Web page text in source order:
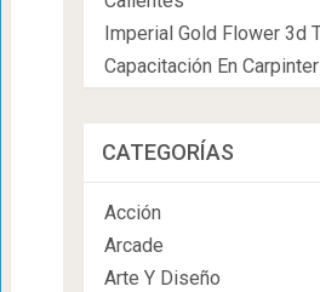
Imperial Gold Flower 3d
Capacitación En
CATEGORÍAS
Acción
Arcade
Arte Y Diseño